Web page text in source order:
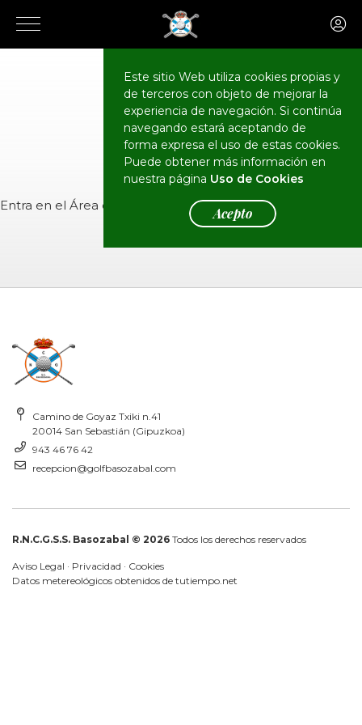
Este sitio Web utiliza cookies propias y
de terceros con objeto de mejorar la
experiencia de navegación. Si continúa
navegando estará aceptando de
forma expresa el uso de estas cookies.
Puede obtener más información en
nuestra página Uso de Cookies
Acepto
CALENDARIO
Eventos
Entra en el Área de Socios para ver el evento.
Camino de Goyaz Txiki n.41
20014 San Sebastián (Gipuzkoa)
943 46 76 42
recepcion@golfbasozabal.com
R.N.C.G.S.S. Basozabal © 2026 Todos los derechos reservados
Aviso Legal · Privacidad · Cookies
Datos metereológicos obtenidos de tutiempo.net